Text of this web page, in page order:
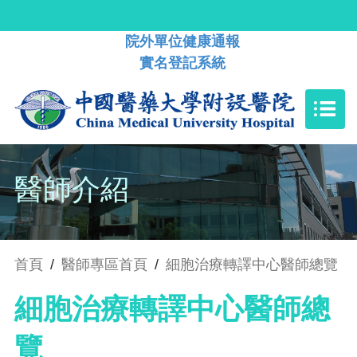
院外單位健康通報
實名登記系統
醫師介紹
首頁 / 醫師專區首頁 / 細胞治療轉譯中心醫師總覽
細胞治療轉譯中心醫師總
覽